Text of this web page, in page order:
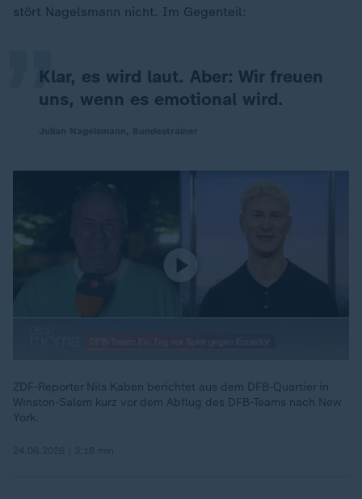
stört Nagelsmann nicht. Im Gegenteil:
Klar, es wird laut. Aber: Wir freuen
uns, wenn es emotional wird.
ZDF-Reporter Nils Kaben berichtet aus dem DFB-Quartier in
Winston-Salem kurz vor dem Abflug des DFB-Teams nach New
York.